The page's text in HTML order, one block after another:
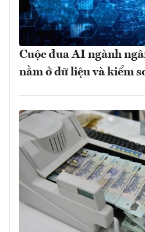
Cuộc đua AI ngành
nằm ở dữ liệu và kiểm